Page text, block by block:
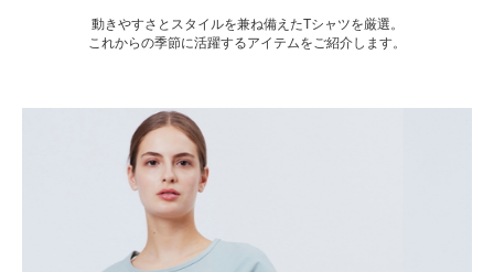
動きやすさとスタイルを兼ね備えたTシャツを厳選。
これからの季節に活躍するアイテムをご紹介します。